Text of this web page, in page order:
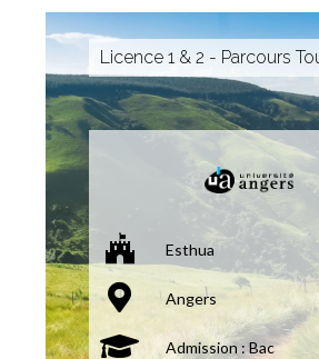
Licence 1 & 2 - Parcours
Esthua
Angers
Admission : Bac